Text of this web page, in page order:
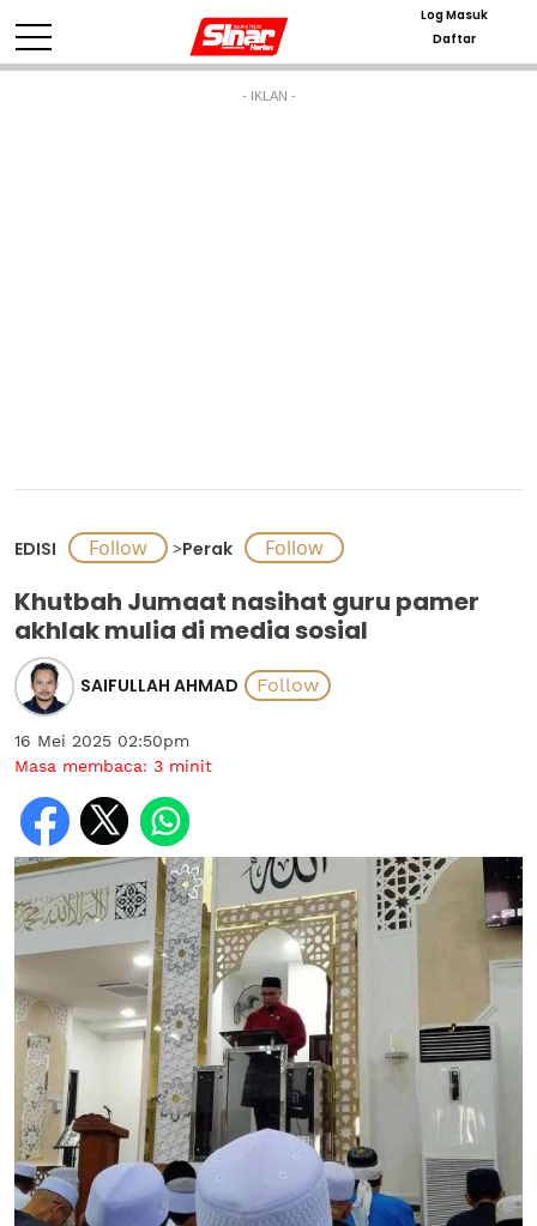
Log Masuk
Daftar
- IKLAN -
EDISI >Perak
Khutbah Jumaat nasihat guru pamer
akhlak mulia di media sosial
SAIFULLAH AHMAD
16 Mei 2025 02:50pm
Masa membaca: 3 minit